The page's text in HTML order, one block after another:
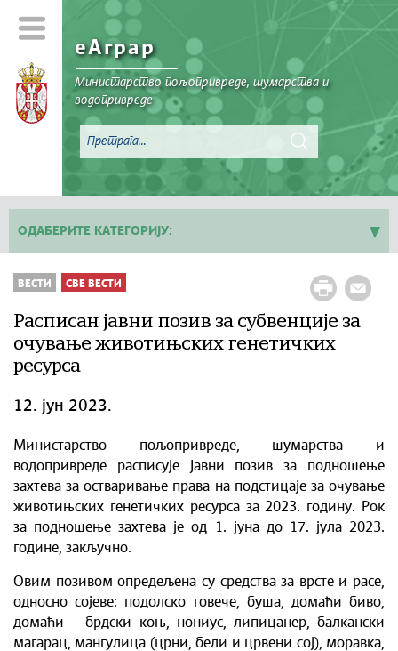
еАграр
Министарство пољопривреде, шумарства и
водопривреде
ОДАБЕРИТЕ КАТЕГОРИЈУ:
Све вести
ВЕСТИ СВЕ ВЕСТИ
Расписан јавни позив за субвенције за
очување животињских генетичких
ресурса
12. јун 2023.
Министарство пољопривреде, шумарства и
водопривреде расписује Јавни позив за подношење
захтева за остваривање права на подстицаје за очување
животињских генетичких ресурса за 2023. годину. Рок
за подношење захтева је од 1. јуна до 17. јула 2023.
године, закључно.
Овим позивом опредељена су средства за врсте и расе,
односно сојеве: подолско говече, буша, домаћи биво,
домаћи – брдски коњ, нониус, липицанер, балкански
магарац, мангулица (црни, бели и црвени сој), моравка,